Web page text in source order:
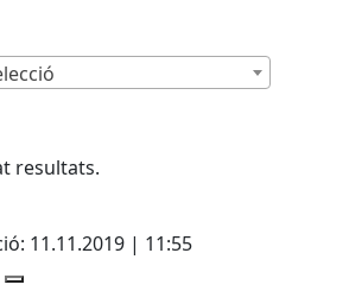
resultats.
11.11.2019 | 11:55